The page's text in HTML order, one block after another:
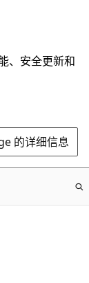
、安全更新和
的详细信息